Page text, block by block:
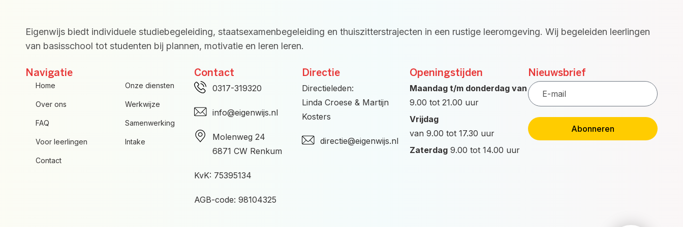
Eigenwijs biedt individuele studiebegeleiding, staatsexamenbegeleiding en thuiszitterstrajecten in een rustige leeromgeving. Wij begeleiden leerlingen
van basisschool tot studenten bij plannen, motivatie en leren leren.
Navigatie
Home Onze diensten
Over ons Werkwijze
FAQ Samenwerking
Voor leerlingen Intake
Contact
Contact
0317-319320
info@eigenwijs.nl
Molenweg 24
6871 CW Renkum
KvK: 75395134
AGB-code: 98104325
Directie
Directieleden:
Linda Croese & Martijn
Kosters
directie@eigenwijs.nl
Openingstijden
Maandag t/m donderdag van
9.00 tot 21.00 uur
Vrijdag
van 9.00 tot 17.30 uur
Zaterdag 9.00 tot 14.00 uur
Nieuwsbrief
E-
mail
Abonneren